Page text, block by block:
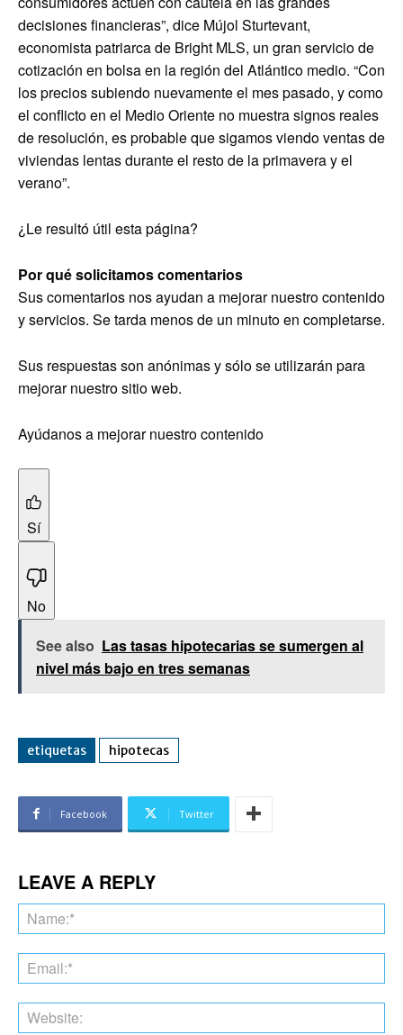
decisiones financieras”, dice Mújol Sturtevant,
economista patriarca de Bright MLS, un gran servicio de
cotización en bolsa en la región del Atlántico medio. “Con
los precios subiendo nuevamente el mes pasado, y como
el conflicto en el Medio Oriente no muestra signos reales
de resolución, es probable que sigamos viendo ventas de
viviendas lentas durante el resto de la primavera y el
verano”.
¿Le resultó útil esta página?
Por qué solicitamos comentarios
Sus comentarios nos ayudan a mejorar nuestro contenido
y servicios. Se tarda menos de un minuto en completarse.
Sus respuestas son anónimas y sólo se utilizarán para
mejorar nuestro sitio web.
Ayúdanos a mejorar nuestro contenido
Sí
No
See also Las tasas hipotecarias se sumergen al
nivel más bajo en tres semanas
etiquetas hipotecas
Facebook Twitter
LEAVE A REPLY